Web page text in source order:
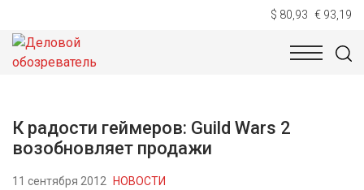
$ 80,93 € 93,19
НОВОСТИ
К радости геймеров: Guild Wars 2
возобновляет продажи
11 сентября 2012 НОВОСТИ